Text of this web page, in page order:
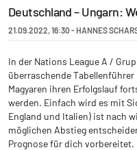
Deutschland – Ungarn:
21.09.2022,16:30- HANNES
In der Nations League A /
überraschende
Magyaren ihren Erfolgslauf
werden. Einfach wird es mit
England und Italien) ist nach
möglichen Abstieg
Prognose für dich vorbereitet.